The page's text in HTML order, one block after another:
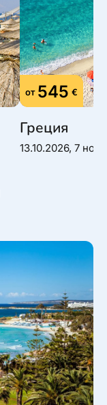
от 545 €
Греция
13.10.2026, 7